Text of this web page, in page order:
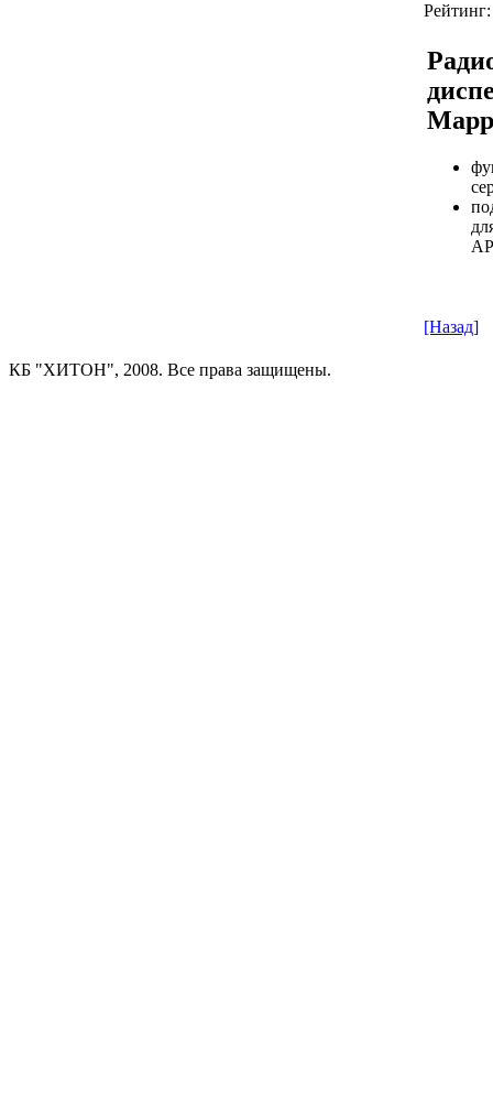
Рейтинг:
[Назад]
КБ "ХИТОН", 2008. Все права защищены.